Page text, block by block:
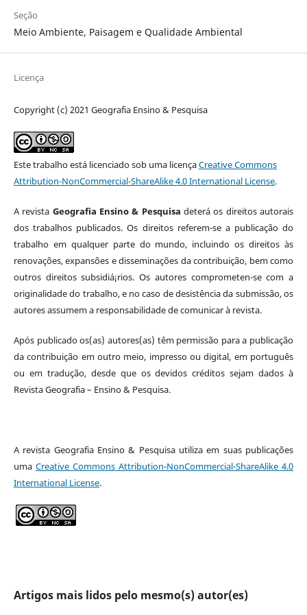
Seção
Meio Ambiente, Paisagem e Qualidade Ambiental
Licença
Copyright (c) 2021 Geografia Ensino & Pesquisa
Este trabalho está licenciado sob uma licençaCreative Commons
Attribution-NonCommercial-ShareAlike 4.0 International License.
A revista Geografia Ensino & Pesquisa deterá os direitos autorais
dos trabalhos publicados. Os direitos referem-se a publicação do
trabalho em qualquer parte do mundo, incluindo os direitos às
renovações, expansões e disseminações da contribuição, bem como
outros direitos subsidiá¡rios. Os autores comprometen-se com a
originalidade do trabalho, e no caso de desistência da submissão, os
autores assumem a responsabilidade de comunicar à revista.
Após publicado os(as) autores(as) têm permissão para a publicação
da contribuição em outro meio, impresso ou digital, em português
ou em tradução, desde que os devidos créditos sejam dados à
Revista Geografia – Ensino & Pesquisa.
A revista Geografia Ensino & Pesquisa utiliza em suas publicações
uma Creative Commons Attribution-NonCommercial-ShareAlike 4.0
International License.
Artigos mais lidos pelo mesmo(s) autor(es)